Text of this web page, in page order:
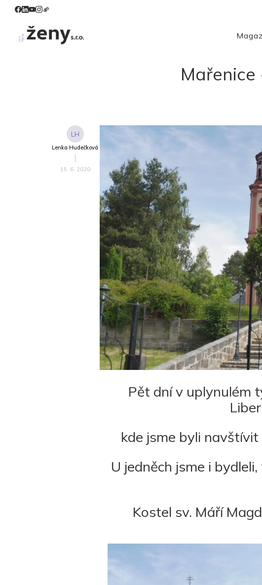
LH
Lenka Hudečková
15. 6. 2020
Pět dní v uplynulém
kde jsme byli
U jedněch jsme i
Kostel sv. Máří